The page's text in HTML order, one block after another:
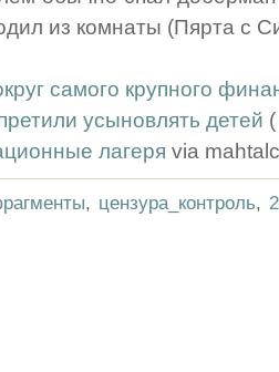
из комнаты (Пярта с
самого крупного
усыновлять детей (
лагеря via
, цензура_контроль,